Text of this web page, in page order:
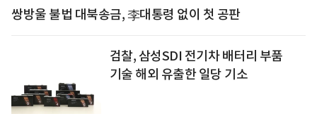
쌍방울 불법 대북송금, 李대통령 없이 첫 공판
검찰, 삼성SDI 전기차 배터리 부품
기술 해외 유출한 일당 기소